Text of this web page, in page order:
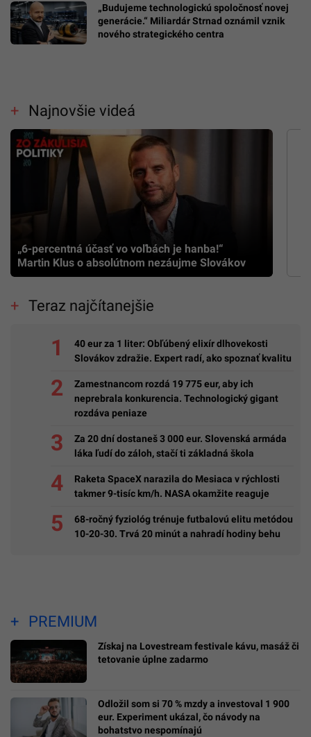
„Budujeme technologickú spoločnosť novej
generácie.“ Miliardár Strnad oznámil vznik
nového strategického centra
Najnovšie videá
„6-percentná účasť vo voľbách je hanba!“
Martin Klus o absolútnom nezáujme Slovákov
Teraz najčítanejšie
40 eur za 1 liter: Obľúbený elixír dlhovekosti
Slovákov zdražie. Expert radí, ako spoznať kvalitu
Zamestnancom rozdá 19 775 eur, aby ich
neprebrala konkurencia. Technologický gigant
rozdáva peniaze
Za 20 dní dostaneš 3 000 eur. Slovenská armáda
láka ľudí do záloh, stačí ti základná škola
Raketa SpaceX narazila do Mesiaca v rýchlosti
takmer 9-tisíc km/h. NASA okamžite reaguje
68-ročný fyziológ trénuje futbalovú elitu metódou
10-20-30. Trvá 20 minút a nahradí hodiny behu
PREMIUM
Získaj na Lovestream festivale kávu, masáž či
tetovanie úplne zadarmo
Odložil som si 70 % mzdy a investoval 1 900
eur. Experiment ukázal, čo návody na
bohatstvo nespomínajú